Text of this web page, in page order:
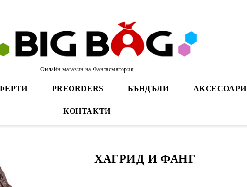
Онлайн магазин на Фантасмагория
PREORDERS БЪНДЪЛИ АКСЕСОАРИ
КОНТАКТИ
ХАГРИД И ФАНГ